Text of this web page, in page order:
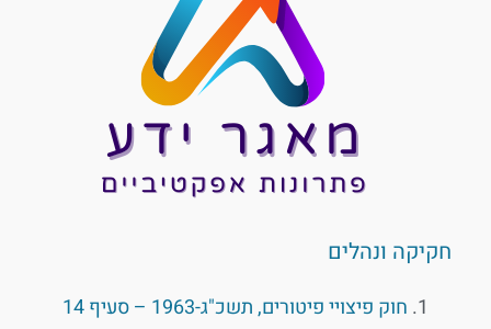
חקיקה ונהלים
חוק פיצויי פיטורים, תשכ"ג-1963 – סעיף 14